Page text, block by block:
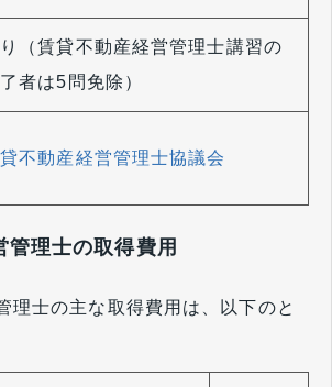
（賃貸不動産経営管理士講習の
者は5問免除）
不動産経営管理士協議会
管理士の取得費用
理士の主な取得費用は、以下のと